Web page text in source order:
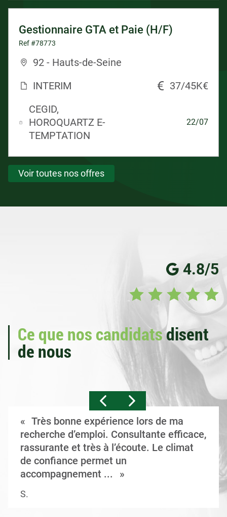
Gestionnaire GTA et Paie (H/F)
Ref #78773
92 - Hauts-de-Seine
INTERIM
37/45K€
CEGID,
HOROQUARTZ E-
TEMPTATION
22/07
Voir toutes nos offres
4.8/5
Ce que nos candidatsdisent
de nous
Très bonne expérience lors de ma
recherche d’emploi. Consultante efficace,
rassurante et très à l’écoute. Le climat
de confiance permet un
accompagnement ...
S.